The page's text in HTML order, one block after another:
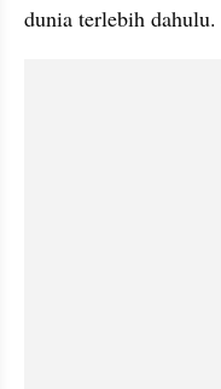
dunia terlebih dahulu.